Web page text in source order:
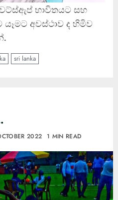
භාවිතයට සහ
අවස්ථාව ද හිමිව
sri lanka
2022 1 MIN READ